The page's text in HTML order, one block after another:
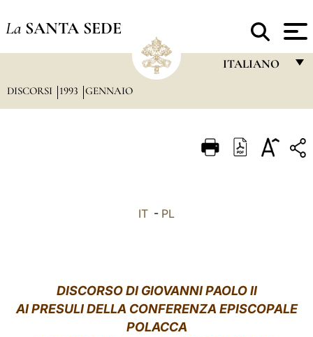
La SANTA SEDE
ITALIANO
ITALIANO
中文
DISCORSI 1993 GENNAIO
IT - PL
DISCORSO DI GIOVANNI PAOLO II
AI PRESULI DELLA CONFERENZA EPISCOPALE
POLACCA